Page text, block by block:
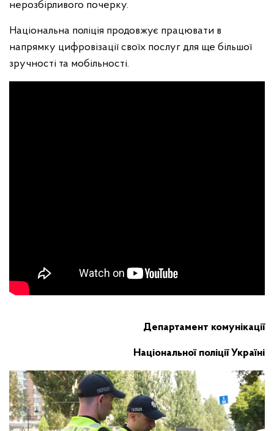
нерозбірливого почерку.
Національна поліція продовжує працювати в
напрямку цифровізації своїх послуг для ще більшої
зручності та мобільності.
Департамент комунікації
Національної поліції Україні